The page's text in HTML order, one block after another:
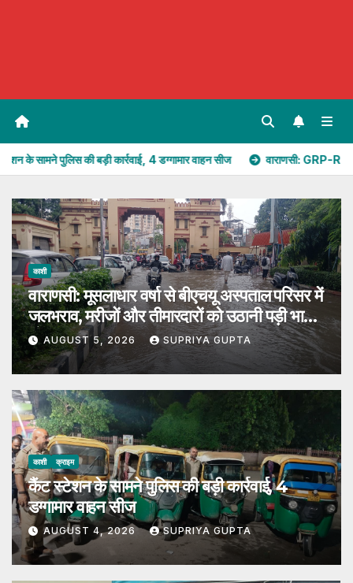
कार्रवाई, 4 डग्गामार वाहन सीज वाराणसी: GRP-RPF ने नेपाली प्रेमी-
काशी
वाराणसी: मूसलाधार वर्षा से बीएचयू अस्पताल परिसर में
जलभराव, मरीजों और तीमारदारों को उठानी पड़ी भारी
परेशान
AUGUST 5, 2026 SUPRIYA GUPTA
काशी क्राइम
कैंट स्टेशन के सामने पुलिस की बड़ी कार्रवाई, 4
डग्गामार वाहन सीज
AUGUST 4, 2026 SUPRIYA GUPTA